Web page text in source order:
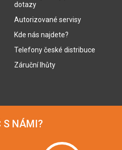
dotazy
Autorizované servisy
Kde nás najdete?
Telefony české distribuce
Záruční lhůty
S NÁMI?